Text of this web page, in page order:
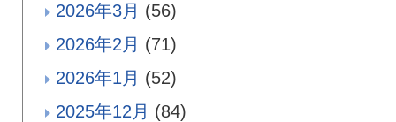
2026年3月 (56)
2026年2月 (71)
2026年1月 (52)
2025年12月 (84)